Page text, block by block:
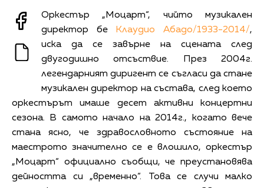
Оркестър „Моцарт“, чийто музикален
директор бе
Клаудио Абадо/1933-2014/,
иска да се завърне на сцената след
двугодишно отсъствие. През 2004г.
легендарният диригент се съгласи да стане
музикален директор на състава, след което
оркестърът имаше десет активни концертни
сезона. В самото начало на 2014г., когато вече
стана ясно, че здравословното състояние на
маестрото значително се е влошило, оркестър
„Моцарт“ официално съобщи, че преустановява
дейността си „временно“. Това се случи малко